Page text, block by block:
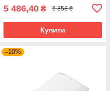
5 486,40 ₴ 6 858 ₴
Купити
–10%